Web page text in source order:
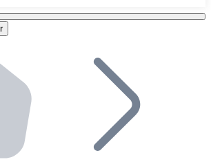
Bitnovo en tu negocio y permite que
API en tu ecosistema.